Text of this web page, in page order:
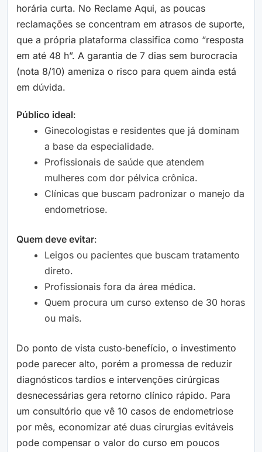
horária curta. No Reclame Aqui, as poucas
reclamações se concentram em atrasos de suporte,
que a própria plataforma classifica como “resposta
em até 48 h”. A garantia de 7 dias sem burocracia
(nota 8/10) ameniza o risco para quem ainda está
em dúvida.
Público ideal:
Ginecologistas e residentes que já dominam
a base da especialidade.
Profissionais de saúde que atendem
mulheres com dor pélvica crônica.
Clínicas que buscam padronizar o manejo da
endometriose.
Quem deve evitar:
Leigos ou pacientes que buscam tratamento
direto.
Profissionais fora da área médica.
Quem procura um curso extenso de 30 horas
ou mais.
Do ponto de vista custo‑benefício, o investimento
pode parecer alto, porém a promessa de reduzir
diagnósticos tardios e intervenções cirúrgicas
desnecessárias gera retorno clínico rápido. Para
um consultório que vê 10 casos de endometriose
por mês, economizar até duas cirurgias evitáveis
pode compensar o valor do curso em poucos